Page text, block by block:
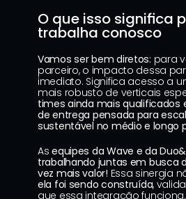
O que isso significa
trabalha conosco
Vamos ser bem diretos: para
parceiro, o impacto dessa
imediato. Significa acesso a
mais robusto de verticais
times ainda mais qualificados
de entrega pensada para
sustentável no médio e longo
As equipes da Wave e da
trabalhando juntas em busca
vez mais valor! Essa sinergia
ela foi sendo construída,